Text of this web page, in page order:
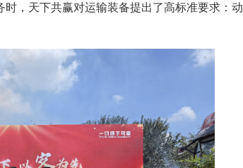
，天下共赢对运输装备提出了高标准要求：动